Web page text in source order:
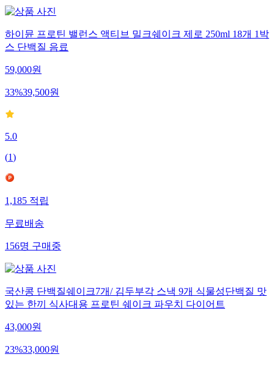
하이뮨 프로틴 밸런스 액티브 밀크쉐이크 제로 250ml 18개 1박
스 단백질 음료
59,000원
33%39,500원
5.0
(1)
1,185적립
무료배송
156명구매중
국산콩 단백질쉐이크7개/ 김두부각 스낵 9개 식물성단백질 맛
있는 한끼 식사대용 프로틴 쉐이크 파우치 다이어트
43,000원
23%33,000원